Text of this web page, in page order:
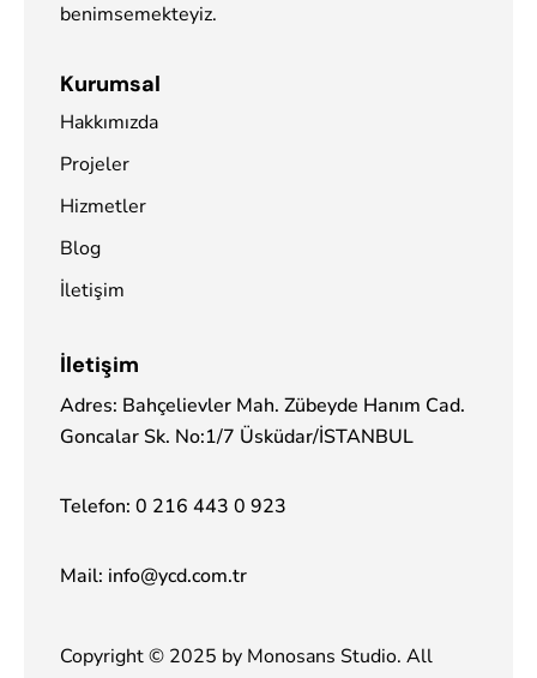
benimsemekteyiz.
Kurumsal
Hakkımızda
Projeler
Hizmetler
Blog
İletişim
İletişim
Adres: Bahçelievler Mah. Zübeyde Hanım Cad.
Goncalar Sk. No:1/7 Üsküdar/İSTANBUL
Telefon: 0 216 443 0 923
Mail: info@ycd.com.tr
Copyright © 2025 by Monosans Studio. All